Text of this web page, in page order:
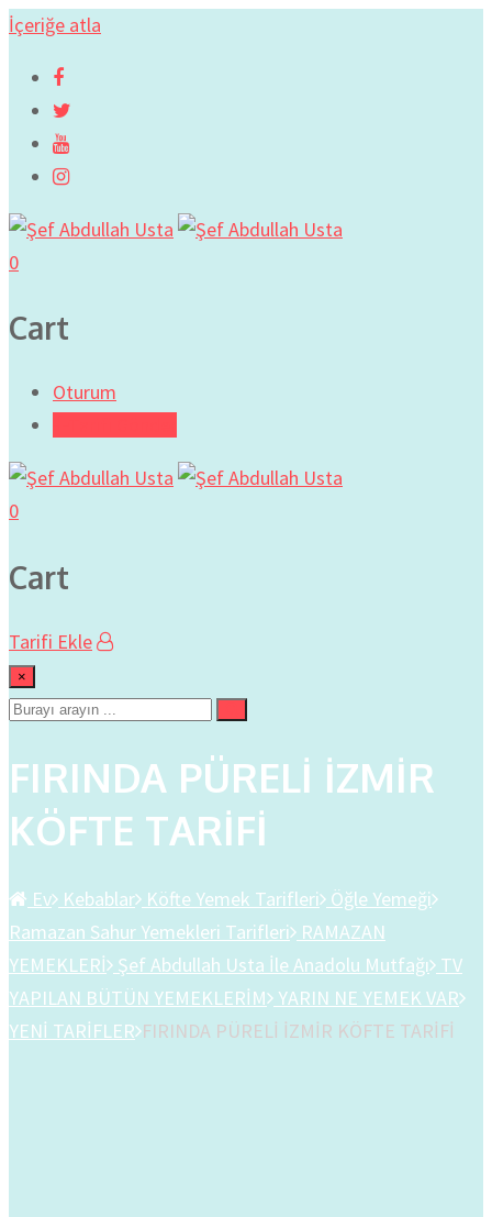
İçeriğe atla
0
Cart
Oturum
0
Cart
Tarifi Ekle
×
FIRINDA PÜRELİ İZMİR
KÖFTE TARİFİ
Ev Kebablar Köfte Yemek Tarifleri Öğle Yemeği
Ramazan Sahur Yemekleri Tarifleri RAMAZAN
YEMEKLERİ Şef Abdullah Usta İle Anadolu Mutfağı TV
YAPILAN BÜTÜN YEMEKLERİM YARIN NE YEMEK VAR
YENİ TARİFLER FIRINDA PÜRELİ İZMİR KÖFTE TARİFİ